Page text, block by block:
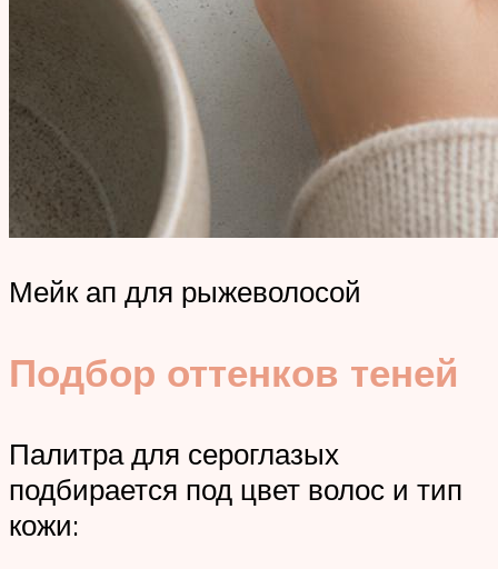
Мейк ап для рыжеволосой
Подбор оттенков теней
Палитра для сероглазых
подбирается под цвет волос и тип
кожи: